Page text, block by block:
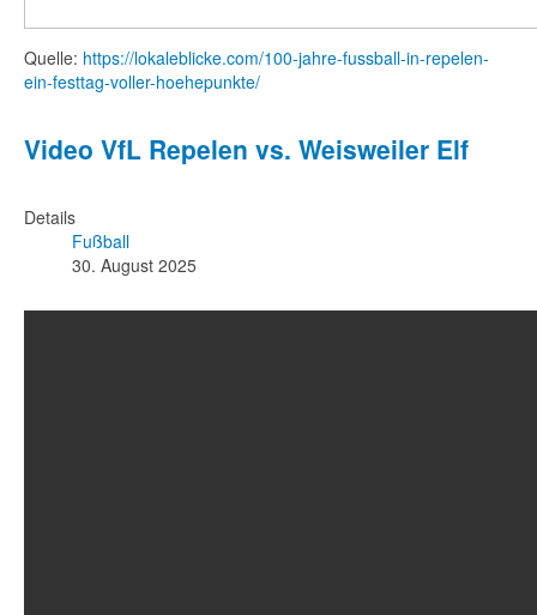
Quelle: https://lokaleblicke.com/100-jahre-fussball-in-repelen-
ein-festtag-voller-hoehepunkte/
Video VfL Repelen vs. Weisweiler Elf
Details
Fußball
30. August 2025